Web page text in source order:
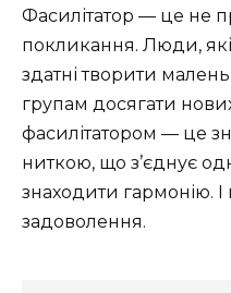
Фасилітатор — це не
покликання. Люди,
здатні творити
групам досягати
фасилітатором — це
ниткою, що з’єднує
знаходити гармонію.
задоволення.